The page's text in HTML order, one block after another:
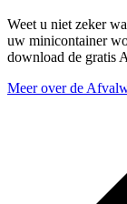
Weet u niet zeker
uw minicontainer
download de gratis
Meer over de